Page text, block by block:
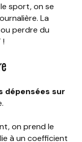
sport, on se
La
perdre du
!
dépensées sur
on prend le
à un coefficient